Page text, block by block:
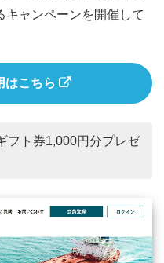
キャンペーンを開催して
はこちら
フト券1,000円分プレゼ